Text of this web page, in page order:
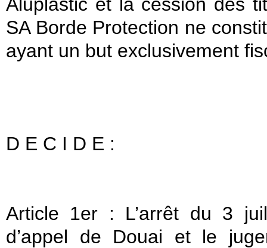
SA Borde Protection ne
ayant un but exclusivement
D E C I D E :
Article 1er : L’arrêt du 3
d’appel de Douai et le